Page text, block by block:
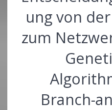
ung von
zum
Branch-